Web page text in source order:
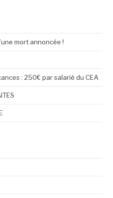
mort annoncée !
: 250€ par salarié du CEA